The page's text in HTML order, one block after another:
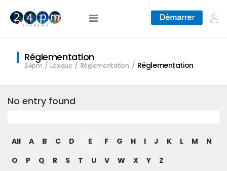
Réglementation
24pm Lexique Réglementation Réglementation
No entry found
All A B C D E F G H I J K L M
N
O
P Q R S T U V W X Y Z